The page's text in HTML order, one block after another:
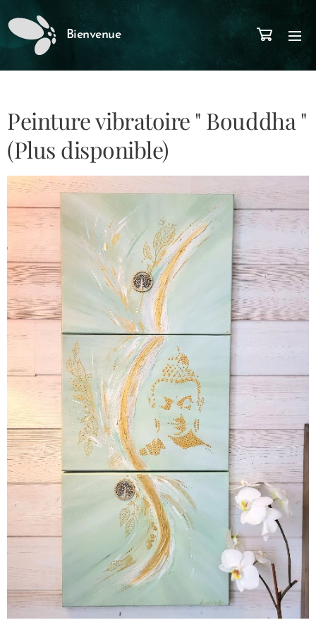
Bienvenue
Peinture vibratoire " Bouddha "
(Plus disponible)